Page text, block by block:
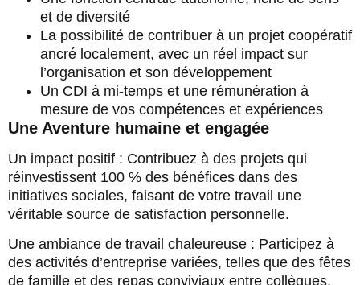
et de diversité
La possibilité de contribuer à un projet coopératif
ancré localement, avec un réel impact sur
l’organisation et son développement
Un CDI à mi-temps et une rémunération à
mesure de vos compétences et expériences
Une Aventure humaine et engagée
Un impact positif : Contribuez à des projets qui
réinvestissent 100 % des bénéfices dans des
initiatives sociales, faisant de votre travail une
véritable source de satisfaction personnelle.
Une ambiance de travail chaleureuse : Participez à
des activités d’entreprise variées, telles que des fêtes
de famille et des repas conviviaux entre collègues,